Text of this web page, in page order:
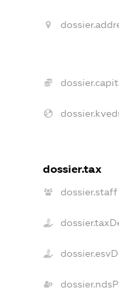
dossier.tax
dossier.staff